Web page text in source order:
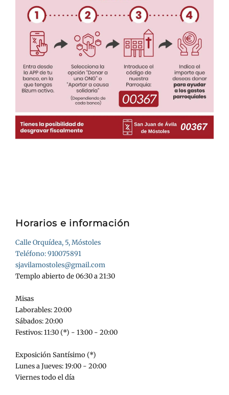
Horarios e información
Calle Orquídea, 5, Móstoles
Teléfono: 910075891
sjavilamostoles@gmail.com
Templo abierto de 06:30 a 21:30
Misas
Laborables: 20:00
Sábados: 20:00
Festivos: 11:30 (*) - 13:00 - 20:00
Exposición Santísimo (*)
Lunes a Jueves: 19:00 - 20:00
Viernes todo el día